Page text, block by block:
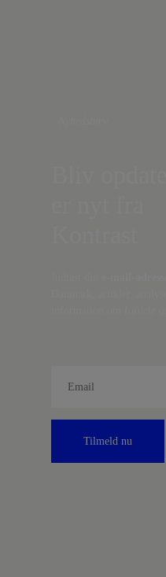
Tilmeld nu